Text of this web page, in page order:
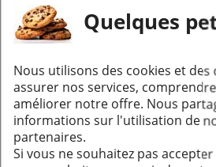
Quelques
Nous utilisons des cookies et
assurer nos services,
améliorer notre offre. Nous
informations sur l'utilisation de
partenaires.
Si vous ne souhaitez pas